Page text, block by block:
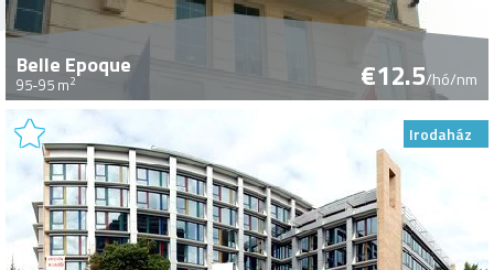
Belle Epoque
95-95 m2 €12.5/hó/nm
Irodaház